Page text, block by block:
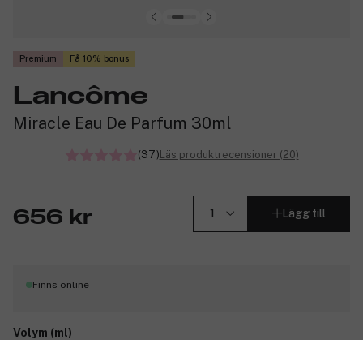
Premium Få 10% bonus
Lancôme
Miracle Eau De Parfum 30ml
(37)Läs produktrecensioner (20)
656 kr Lägg till
Finns online
Volym (ml)